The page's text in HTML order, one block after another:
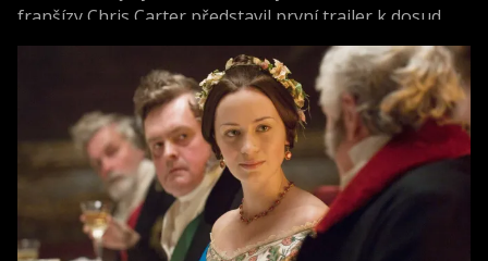
franšízy Chris Carter představil první trailer k dosud
neviděné režisérské verzi filmu Akta X: Chci uvěřit.